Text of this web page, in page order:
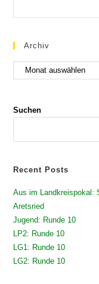
Archiv
Suchen
Recent Posts
Aus im Landkreispokal:
Aretsried
Jugend: Runde 10
LP2: Runde 10
LG1: Runde 10
LG2: Runde 10